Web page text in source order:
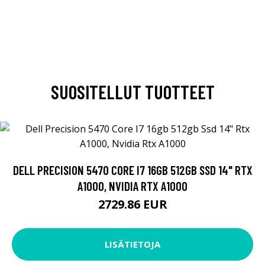
SUOSITELLUT TUOTTEET
DELL PRECISION 5470 CORE I7 16GB 512GB SSD 14" RTX
A1000, NVIDIA RTX A1000
2729.86 EUR
LISÄTIETOJA